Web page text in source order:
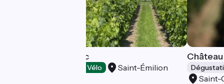
Château Cravignac
Accueil Vélo Saint-Émilion
Saint-